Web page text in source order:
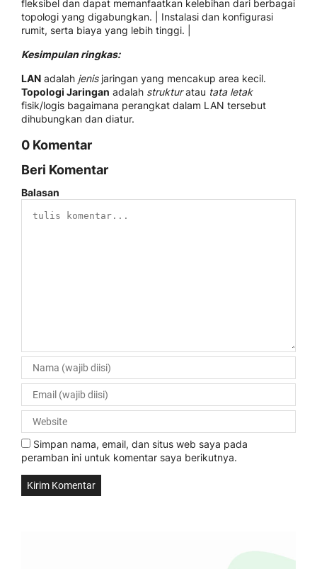
fleksibel dan dapat memanfaatkan kelebihan dari berbagai
topologi yang digabungkan. | Instalasi dan konfigurasi
rumit, serta biaya yang lebih tinggi. |
Kesimpulan ringkas:
LAN adalah jenisjaringan yang mencakup area kecil.
Topologi Jaringan adalah strukturatau tata letak
fisik/logis bagaimana perangkat dalam LAN tersebut
dihubungkan dan diatur.
0 Komentar
Beri Komentar
Balasan
Simpan nama, email, dan situs web saya pada
peramban ini untuk komentar saya berikutnya.